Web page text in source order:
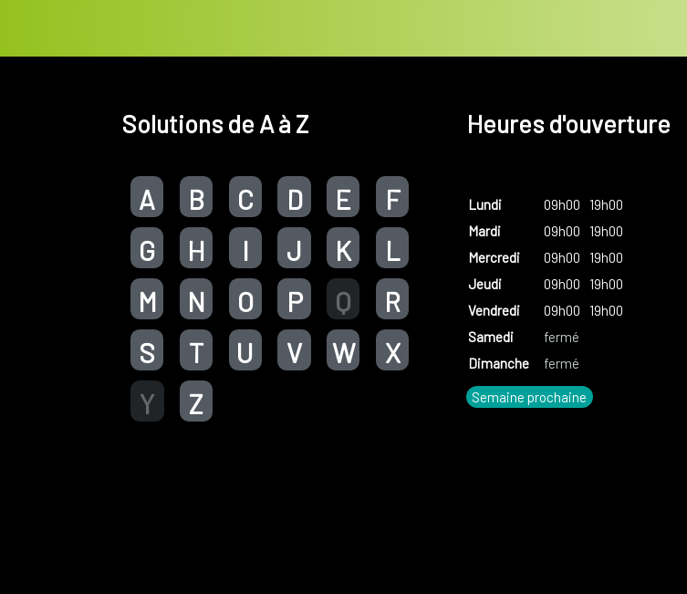
Solutions de A à Z
A B C D E
F
G
H I J K
L
M
N O P Q
R
S
T U V W
X
Y
Z
Heures d'ouverture
Lundi 09h00
19h00
Mardi
09h00
19h00
Mercredi
09h00
19h00
Jeudi
09h00
19h00
Vendredi
09h00
19h00
Samedi
fermé
Dimanche
fermé
Semaine prochaine